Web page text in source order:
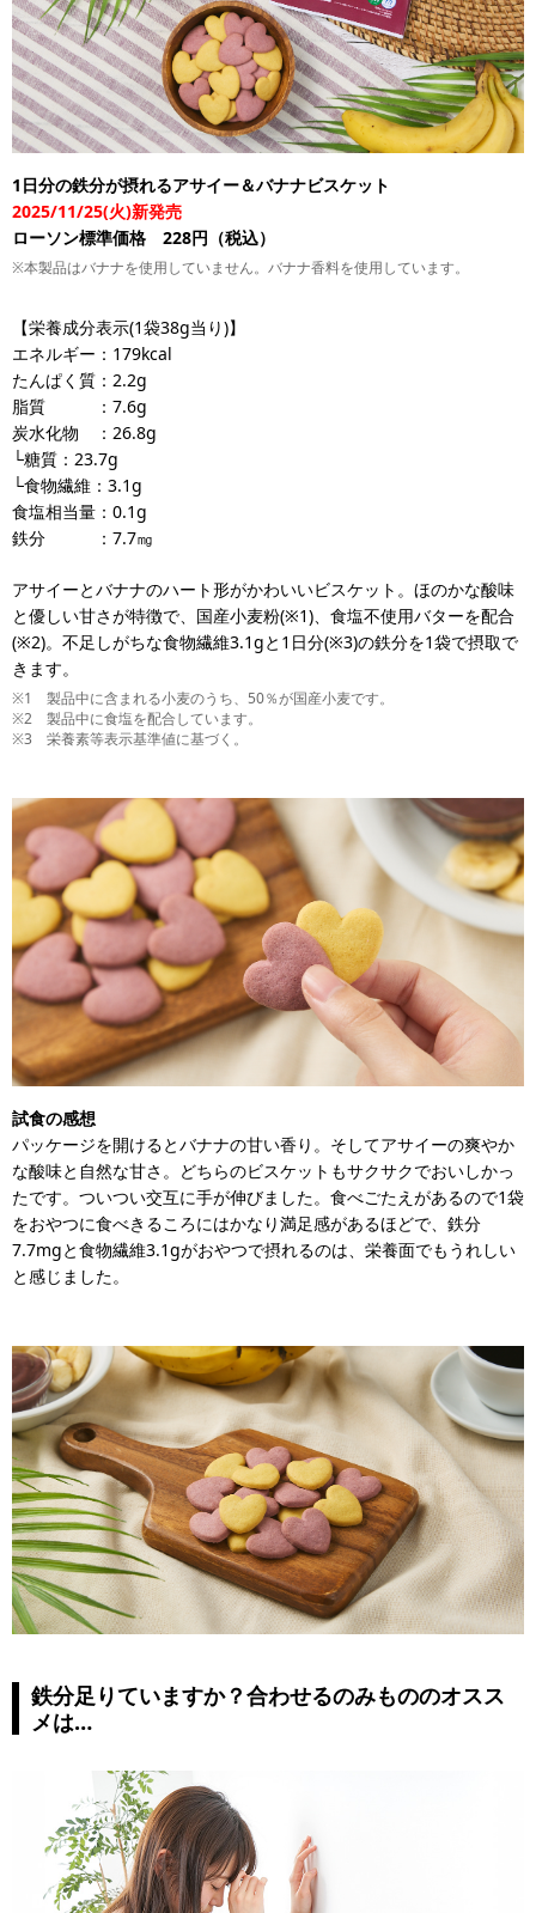
1日分の鉄分が摂れるアサイー＆バナナビスケット
2025/11/25(火)新発売
ローソン標準価格 228円（税込）
※本製品はバナナを使用していません。バナナ香料を使用しています。
【栄養成分表示(1袋38g当り)】
エネルギー：179kcal
たんぱく質：2.2g
脂質 ：7.6g
炭水化物 ：26.8g
└糖質：23.7g
└食物繊維：3.1g
食塩相当量：0.1g
鉄分 ：7.7㎎
アサイーとバナナのハート形がかわいいビスケット。ほのかな酸味
と優しい甘さが特徴で、国産小麦粉(※1)、食塩不使用バターを配合
(※2)。不足しがちな食物繊維3.1gと1日分(※3)の鉄分を1袋で摂取で
きます。
※1 製品中に含まれる小麦のうち、50％が国産小麦です。
※2 製品中に食塩を配合しています。
※3 栄養素等表示基準値に基づく。
試食の感想
パッケージを開けるとバナナの甘い香り。そしてアサイーの爽やか
な酸味と自然な甘さ。どちらのビスケットもサクサクでおいしかっ
たです。ついつい交互に手が伸びました。食べごたえがあるので1袋
をおやつに食べきるころにはかなり満足感があるほどで、鉄分
7.7mgと食物繊維3.1gがおやつで摂れるのは、栄養面でもうれしい
と感じました。
鉄分足りていますか？合わせるのみもののオスス
メは…